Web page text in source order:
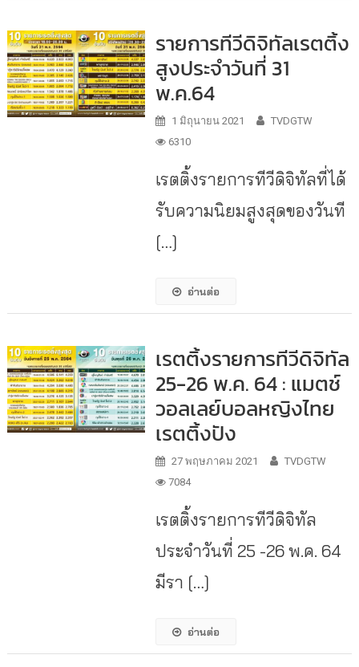
รายการทีวีดิจิทัลเรตติ้ง
สูงประจำวันที่ 31
พ.ค.64
1 มิถุนายน 2021
TVDGTW
6310
เรตติ้งรายการทีวีดิจิทัลที่ได้
รับความนิยมสูงสุดของวันที
[…]
อ่านต่อ
เรตติ้งรายการทีวีดิจิทัล
25-26 พ.ค. 64 : แมตช์
วอลเลย์บอลหญิงไทย
เรตติ้งปัง
27 พฤษภาคม 2021
TVDGTW
7084
เรตติ้งรายการทีวีดิจิทัล
ประจำวันที่ 25 -26 พ.ค. 64
มีรา […]
อ่านต่อ